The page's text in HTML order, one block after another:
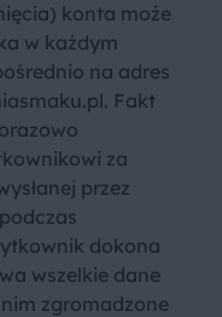
konta może
w każdym
na adres
. Fakt
za
przez
dokona
wszelkie dane
zgromadzone